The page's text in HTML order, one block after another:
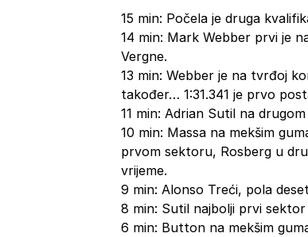
15 min: Počela je druga
14 min: Mark Webber prvi je
Vergne.
13 min: Webber je na tvrđoj
također… 1:31.341 je prvo
11 min: Adrian Sutil na
10 min: Massa na mekšim
prvom sektoru, Rosberg u
vrijeme.
9 min: Alonso Treći, pola
8 min: Sutil najbolji prvi
6 min: Button na mekšim